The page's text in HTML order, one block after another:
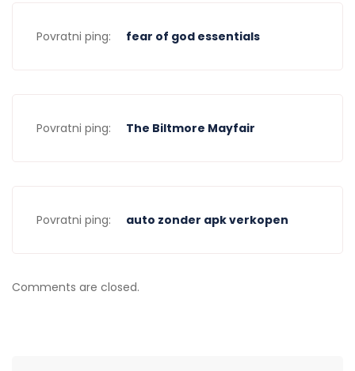
Povratni ping: fear of god essentials
Povratni ping: The Biltmore Mayfair
Povratni ping: auto zonder apk verkopen
Comments are closed.